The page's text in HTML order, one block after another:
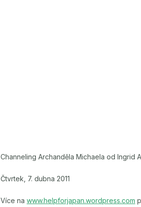
Channeling Archanděla Michaela od Ingrid
Čtvrtek, 7. dubna 2011
Více na www.helpforjapan.wordpress.com